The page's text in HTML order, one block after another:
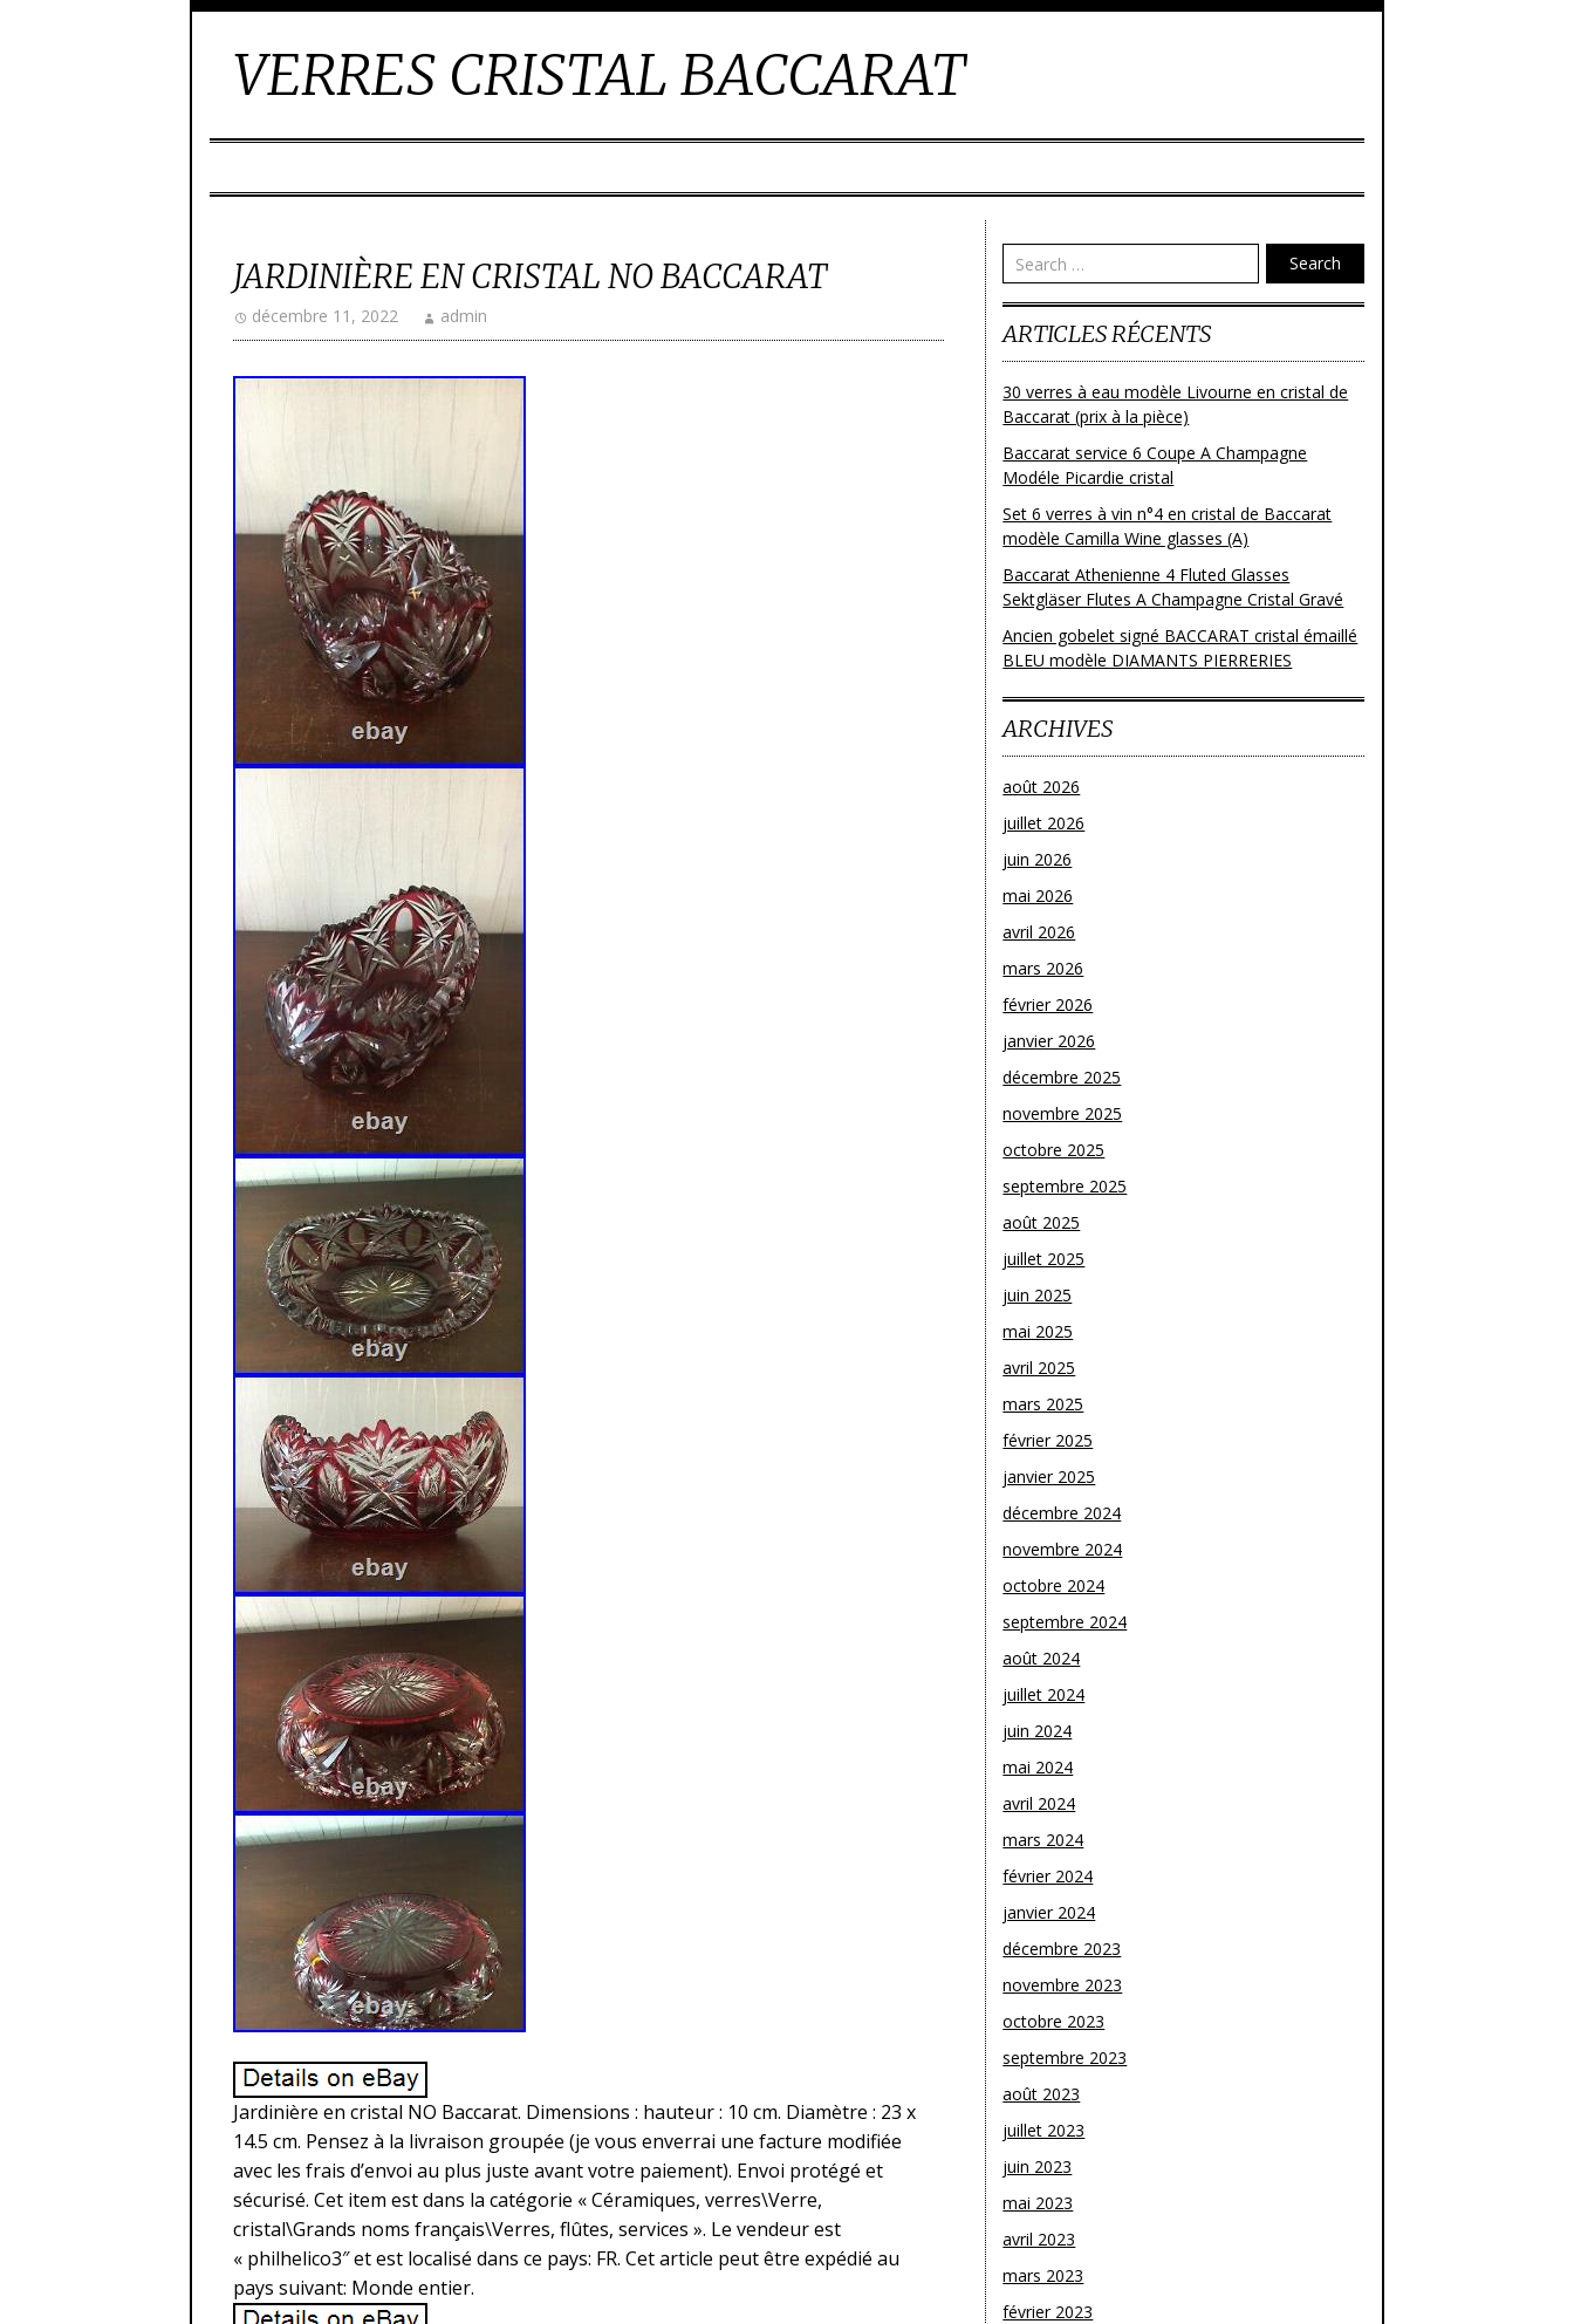
VERRES CRISTAL BACCARAT
JARDINIÈRE EN CRISTAL NO BACCARAT
décembre 11, 2022 admin
Jardinière en cristal NO Baccarat. Dimensions : hauteur : 10 cm. Diamètre : 23 x
14.5 cm. Pensez à la livraison groupée (je vous enverrai une facture modifiée
avec les frais d’envoi au plus juste avant votre paiement). Envoi protégé et
sécurisé. Cet item est dans la catégorie « Céramiques, verres\Verre,
cristal\Grands noms français\Verres, flûtes, services ». Le vendeur est
« philhelico3″ et est localisé dans ce pays: FR. Cet article peut être expédié au
pays suivant: Monde entier.
Search
ARTICLES RÉCENTS
30 verres à eau modèle Livourne en cristal de
Baccarat (prix à la pièce)
Baccarat service 6 Coupe A Champagne
Modéle Picardie cristal
Set 6 verres à vin n°4 en cristal de Baccarat
modèle Camilla Wine glasses (A)
Baccarat Athenienne 4 Fluted Glasses
Sektgläser Flutes A Champagne Cristal Gravé
Ancien gobelet signé BACCARAT cristal émaillé
BLEU modèle DIAMANTS PIERRERIES
ARCHIVES
août 2026
juillet 2026
juin 2026
mai 2026
avril 2026
mars 2026
février 2026
janvier 2026
décembre 2025
novembre 2025
octobre 2025
septembre 2025
août 2025
juillet 2025
juin 2025
mai 2025
avril 2025
mars 2025
février 2025
janvier 2025
décembre 2024
novembre 2024
octobre 2024
septembre 2024
août 2024
juillet 2024
juin 2024
mai 2024
avril 2024
mars 2024
février 2024
janvier 2024
décembre 2023
novembre 2023
octobre 2023
septembre 2023
août 2023
juillet 2023
juin 2023
mai 2023
avril 2023
mars 2023
février 2023